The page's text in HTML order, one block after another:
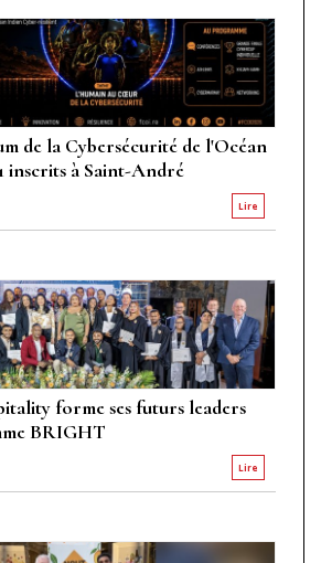
de la Cybersécurité de l'Océan
inscrits à Saint-André
Lire
forme ses futurs leaders
BRIGHT
Lire